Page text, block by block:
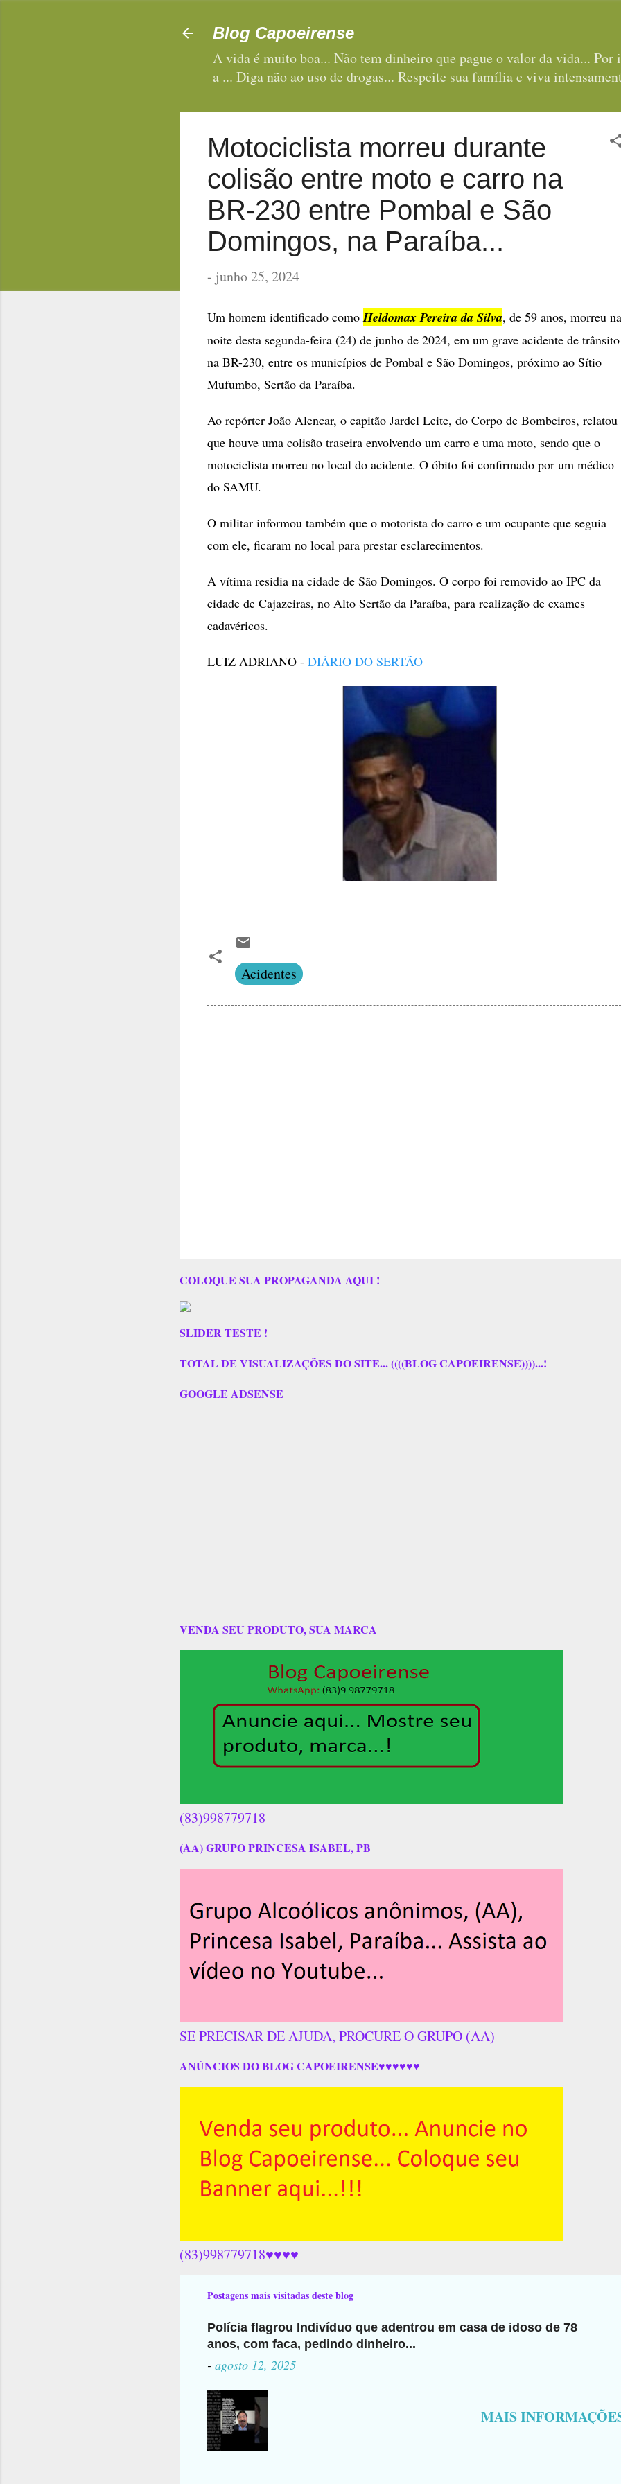
Blog Capoeirense
A vida é muito boa... Não tem dinheiro que pague o valor da vida... Por
a ... Diga não ao uso de drogas... Respeite sua família e viva
Motociclista morreu durante
colisão entre moto e carro na
BR-230 entre Pombal e São
Domingos, na Paraíba...
- junho 25, 2024
Um homem identificado comoHeldomax Pereira da Silva, de 59 anos, morreu na
noite desta segunda-feira (24) de junho de 2024, em um grave acidente de trânsito
na BR-230, entre os municípios de Pombal e São Domingos, próximo ao Sítio
Mufumbo, Sertão da Paraíba.
Ao repórter João Alencar, o capitão Jardel Leite, do Corpo de Bombeiros, relatou
que houve uma colisão traseira envolvendo um carro e uma moto, sendo que o
motociclista morreu no local do acidente. O óbito foi confirmado por um médico
do SAMU.
O militar informou também que o motorista do carro e um ocupante que seguia
com ele, ficaram no local para prestar esclarecimentos.
A vítima residia na cidade de São Domingos. O corpo foi removido ao IPC da
cidade de Cajazeiras, no Alto Sertão da Paraíba, para realização de exames
cadavéricos.
LUIZ ADRIANO - DIÁRIO DO SERTÃO
Acidentes
COLOQUE SUA PROPAGANDA AQUI !
SLIDER TESTE !
TOTAL DE VISUALIZAÇÕES DO SITE... ((((BLOG CAPOEIRENSE))))...!
GOOGLE ADSENSE
VENDA SEU PRODUTO, SUA MARCA
(83)998779718
(AA) GRUPO PRINCESA ISABEL, PB
SE PRECISAR DE AJUDA, PROCURE O GRUPO (AA)
ANÚNCIOS DO BLOG CAPOEIRENSE♥♥♥♥♥♥
(83)998779718♥♥♥♥
Postagens mais visitadas deste blog
Polícia flagrou Indivíduo que adentrou em casa de idoso de 78
anos, com faca, pedindo dinheiro...
- agosto 12, 2025
MAIS